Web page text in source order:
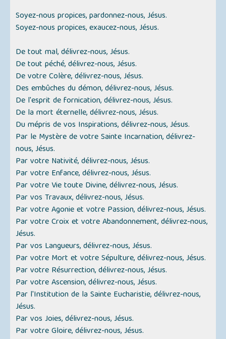
Soyez-nous propices, pardonnez-nous, Jésus.
Soyez-nous propices, exaucez-nous, Jésus.
De tout mal, délivrez-nous, Jésus.
De tout péché, délivrez-nous, Jésus.
De votre Colère, délivrez-nous, Jésus.
Des embûches du démon, délivrez-nous, Jésus.
De l'esprit de fornication, délivrez-nous, Jésus.
De la mort éternelle, délivrez-nous, Jésus.
Du mépris de vos Inspirations, délivrez-nous, Jésus.
Par le Mystère de votre Sainte Incarnation, délivrez-
nous, Jésus.
Par votre Nativité, délivrez-nous, Jésus.
Par votre Enfance, délivrez-nous, Jésus.
Par votre Vie toute Divine, délivrez-nous, Jésus.
Par vos Travaux, délivrez-nous, Jésus.
Par votre Agonie et votre Passion, délivrez-nous, Jésus.
Par votre Croix et votre Abandonnement, délivrez-nous,
Jésus.
Par vos Langueurs, délivrez-nous, Jésus.
Par votre Mort et votre Sépulture, délivrez-nous, Jésus.
Par votre Résurrection, délivrez-nous, Jésus.
Par votre Ascension, délivrez-nous, Jésus.
Par l'Institution de la Sainte Eucharistie, délivrez-nous,
Jésus.
Par vos Joies, délivrez-nous, Jésus.
Par votre Gloire, délivrez-nous, Jésus.